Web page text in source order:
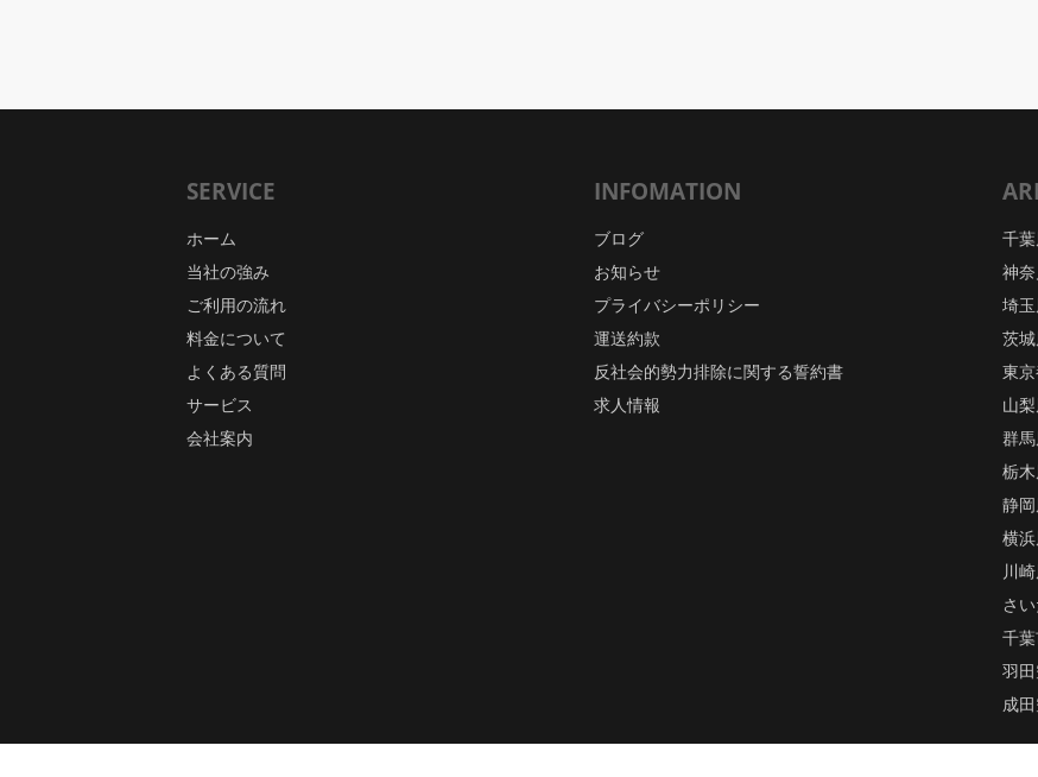
SERVICE
ホーム
当社の強み
ご利用の流れ
料金について
よくある質問
サービス
会社案内
INFOMATION
ブログ
お知らせ
プライバシーポリシー
運送約款
反社会的勢力排除に関する誓約書
求人情報
千
神
埼
茨
東
山
群
栃
静
横
川
さ
千
羽
成